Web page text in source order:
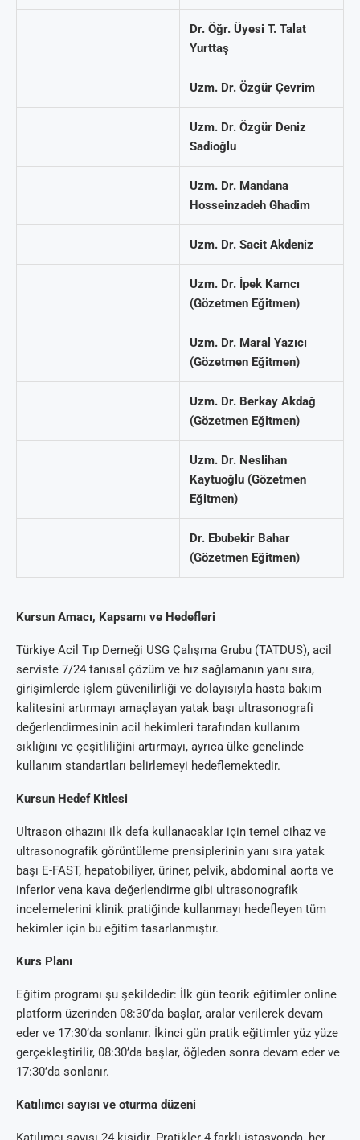
Dr. Öğr. Üyesi T. Talat
Yurttaş
Uzm. Dr. Özgür Çevrim
Uzm. Dr. Özgür Deniz
Sadioğlu
Uzm. Dr. Mandana
Hosseinzadeh Ghadim
Uzm. Dr. Sacit Akdeniz
Uzm. Dr. İpek Kamcı
(Gözetmen Eğitmen)
Uzm. Dr. Maral Yazıcı
(Gözetmen Eğitmen)
Uzm. Dr. Berkay Akdağ
(Gözetmen Eğitmen)
Uzm. Dr. Neslihan
Kaytuoğlu (Gözetmen
Eğitmen)
Dr. Ebubekir Bahar
(Gözetmen Eğitmen)
Kursun Amacı, Kapsamı ve Hedefleri
Türkiye Acil Tıp Derneği USG Çalışma Grubu (TATDUS), acil
serviste 7/24 tanısal çözüm ve hız sağlamanın yanı sıra,
girişimlerde işlem güvenilirliği ve dolayısıyla hasta bakım
kalitesini artırmayı amaçlayan yatak başı ultrasonografi
değerlendirmesinin acil hekimleri tarafından kullanım
sıklığını ve çeşitliliğini artırmayı, ayrıca ülke genelinde
kullanım standartları belirlemeyi hedeflemektedir.
Kursun Hedef Kitlesi
Ultrason cihazını ilk defa kullanacaklar için temel cihaz ve
ultrasonografik görüntüleme prensiplerinin yanı sıra yatak
başı E-FAST, hepatobiliyer, üriner, pelvik, abdominal aorta ve
inferior vena kava değerlendirme gibi ultrasonografik
incelemelerini klinik pratiğinde kullanmayı hedefleyen tüm
hekimler için bu eğitim tasarlanmıştır.
Kurs Planı
Eğitim programı şu şekildedir: İlk gün teorik eğitimler online
platform üzerinden 08:30’da başlar, aralar verilerek devam
eder ve 17:30’da sonlanır. İkinci gün pratik eğitimler yüz yüze
gerçekleştirilir, 08:30’da başlar, öğleden sonra devam eder ve
17:30’da sonlanır.
Katılımcı sayısı ve oturma düzeni